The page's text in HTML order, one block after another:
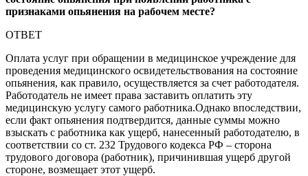
признаками опьянения на рабочем месте?
ОТВЕТ
Оплата услуг при обращении в медицинское учреждение для
проведения медицинского освидетельствования на состояние
опьянения, как правило, осуществляется за счет работодателя.
Работодатель не имеет права заставить оплатить эту
медицинскую услугу самого работника.Однако впоследствии,
если факт опьянения подтвердится, данные суммы можно
взыскать с работника как ущерб, нанесенный работодателю, в
соответствии со ст. 232 Трудового кодекса РФ – сторона
трудового договора (работник), причинившая ущерб другой
стороне, возмещает этот ущерб.